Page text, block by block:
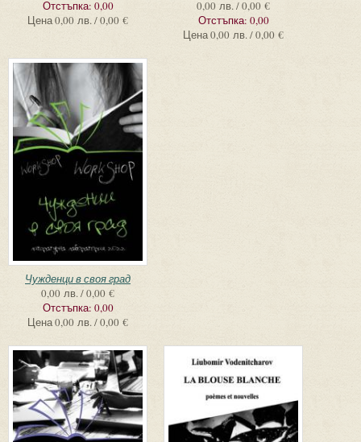
Отстъпка: 0,00
Цена0,00 лв. / 0,00 €
0,00 лв. / 0,00 €
Отстъпка: 0,00
Цена0,00 лв. / 0,00 €
Чужденци в своя град
0,00 лв. / 0,00 €
Отстъпка: 0,00
Цена0,00 лв. / 0,00 €